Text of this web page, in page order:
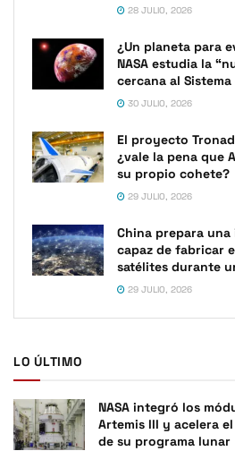
28 JULIO, 2026
¿Un planeta para
NASA estudia la
cercana al Sistema
30 JULIO, 2026
El proyecto
¿vale la pena que
su propio cohete?
29 JULIO, 2026
China prepara
capaz de fabricar
satélites durante
29 JULIO, 2026
LO ÚLTIMO
NASA integró los
Artemis III y acelera
de su programa lunar